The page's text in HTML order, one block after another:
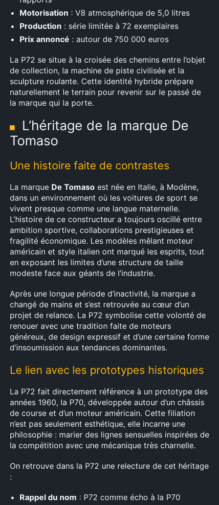
Motorisation : V8 atmosphérique de 5,0 litres
Production : série limitée à 72 exemplaires
Prix annoncé : autour de 750 000 euros
La P72 se situe à la croisée des chemins entre l’objet
de collection, la machine de piste civilisée et la
sculpture roulante. Cette identité hybride prépare
naturellement le terrain pour revenir sur le passé de
la marque qui la porte.
L’héritage de la marque De
Tomaso
Une histoire faite de contrastes
La marque De Tomaso est née en Italie, à Modène,
dans un environnement où les voitures de sport se
vivent presque comme une langue maternelle.
L’histoire de ce constructeur a toujours oscillé entre
ambition sportive, collaborations prestigieuses et
fragilité économique. Les modèles mêlant moteur
américain et style italien ont marqué les esprits, tout
en exposant les limites d’une structure de taille
modeste face aux géants de l’industrie.
Après une longue période d’inactivité, la marque a
changé de mains et s’est retrouvée au cœur d’un
projet de relance. La P72 symbolise cette volonté de
renouer avec une tradition faite de moteurs
généreux, de design expressif et d’une certaine forme
d’insoumission aux tendances dominantes.
Le lien avec les prototypes historiques
La P72 fait directement référence à un prototype des
années 1960, la P70, développée autour d’un châssis
de course et d’un moteur américain. Cette filiation
n’est pas seulement esthétique, elle incarne une
philosophie : marier des lignes sensuelles inspirées de
la compétition avec une mécanique très charnelle.
On retrouve dans la P72 une relecture de cet héritage
:
Rappel du nom : P72 comme écho à la P70